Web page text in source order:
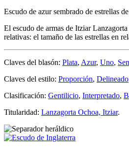
Escudo de azur sembrado de estrellas
El escudo de armas de Itziar
relativas: el tamaño de las estrellas en
Claves del blasón: Plata, Azur, Uno,
Claves del estilo: Proporción, Delineado
Clasificación: Gentilicio, Interpretado,
Titularidad: Lanzagorta Ochoa, Itziar.